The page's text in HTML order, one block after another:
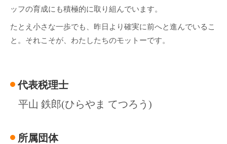
ッフの育成にも積極的に取り組んでいます。
たとえ小さな一歩でも、昨日より確実に前へと進んでいるこ
と。それこそが、わたしたちのモットーです。
代表税理士
平山 鉄郎(ひらやま てつろう)
所属団体